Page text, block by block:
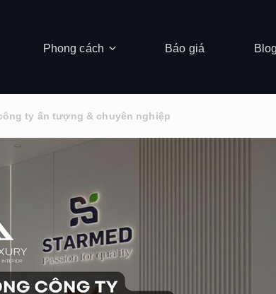
Phong cách Báo giá
ty ấn tượng & chuyên nghiệp